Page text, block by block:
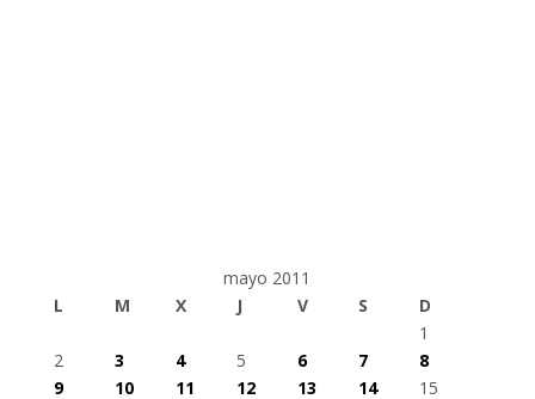
mayo 2011
L
M X J V S
D
1
2
3 4 5 6 7
8
9
10 11 12 13 14
15